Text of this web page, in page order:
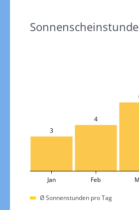
3
4
Jan Feb
Ø Sonnenstunden pro Tag